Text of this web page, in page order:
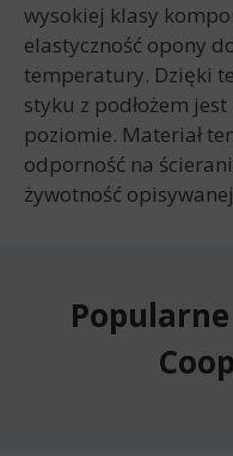
wysokiej klasy
elastyczność opony
temperatury. Dzięki
styku z podłożem
poziomie. Materiał
odporność na
żywotność